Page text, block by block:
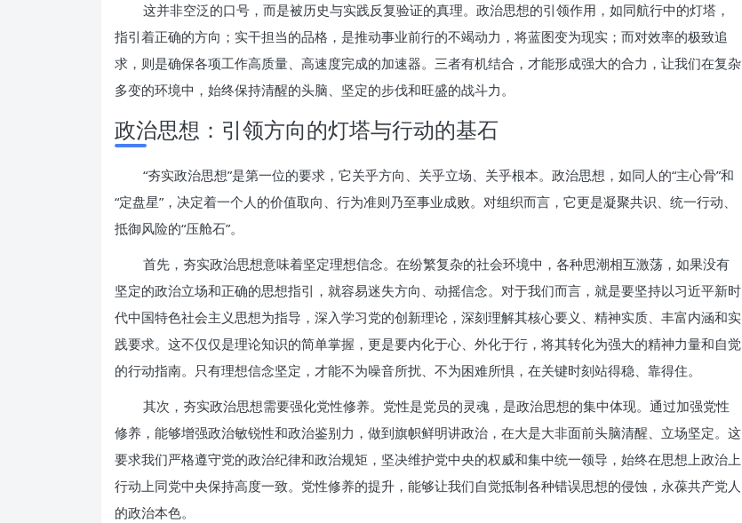
这并非空泛的口号，而是被历史与实践反复验证的真理。政治思想的引领作用，如同航行中的灯塔，
指引着正确的方向；实干担当的品格，是推动事业前行的不竭动力，将蓝图变为现实；而对效率的极致追
求，则是确保各项工作高质量、高速度完成的加速器。三者有机结合，才能形成强大的合力，让我们在复杂
多变的环境中，始终保持清醒的头脑、坚定的步伐和旺盛的战斗力。
政治思想：引领方向的灯塔与行动的基石
“夯实政治思想”是第一位的要求，它关乎方向、关乎立场、关乎根本。政治思想，如同人的“主心骨”和
“定盘星”，决定着一个人的价值取向、行为准则乃至事业成败。对组织而言，它更是凝聚共识、统一行动、
抵御风险的“压舱石”。
首先，夯实政治思想意味着坚定理想信念。在纷繁复杂的社会环境中，各种思潮相互激荡，如果没有
坚定的政治立场和正确的思想指引，就容易迷失方向、动摇信念。对于我们而言，就是要坚持以习近平新时
代中国特色社会主义思想为指导，深入学习党的创新理论，深刻理解其核心要义、精神实质、丰富内涵和实
践要求。这不仅仅是理论知识的简单掌握，更是要内化于心、外化于行，将其转化为强大的精神力量和自觉
的行动指南。只有理想信念坚定，才能不为噪音所扰、不为困难所惧，在关键时刻站得稳、靠得住。
其次，夯实政治思想需要强化党性修养。党性是党员的灵魂，是政治思想的集中体现。通过加强党性
修养，能够增强政治敏锐性和政治鉴别力，做到旗帜鲜明讲政治，在大是大非面前头脑清醒、立场坚定。这
要求我们严格遵守党的政治纪律和政治规矩，坚决维护党中央的权威和集中统一领导，始终在思想上政治上
行动上同党中央保持高度一致。党性修养的提升，能够让我们自觉抵制各种错误思想的侵蚀，永葆共产党人
的政治本色。